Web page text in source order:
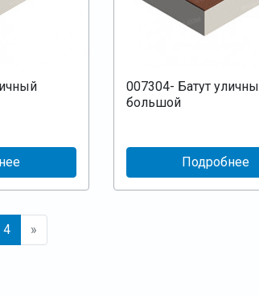
007304- Батут
большой
Подробнее
4 »